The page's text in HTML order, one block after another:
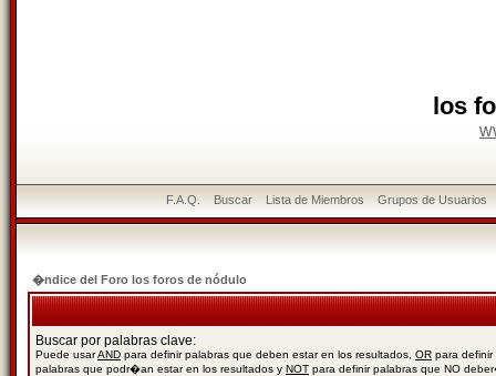
los
F.A.Q. Buscar Lista de Miembros Grupos de Usuarios
�ndice del Foro los foros de nódulo
Buscar por palabras clave:
Puede usarAND para definir palabras que deben estar en los resultados, OR para definir
palabras que podr�an estar en los resultados y NOT para definir palabras que NO